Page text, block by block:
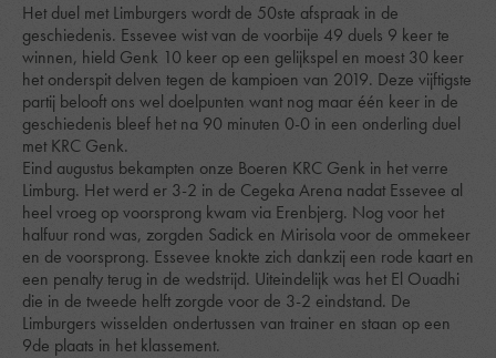
Het duel met Limburgers wordt de 50ste afspraak in de
geschiedenis. Essevee wist van de voorbije 49 duels 9 keer te
winnen, hield Genk 10 keer op een gelijkspel en moest 30 keer
het onderspit delven tegen de kampioen van 2019. Deze vijftigste
partij belooft ons wel doelpunten want nog maar één keer in de
geschiedenis bleef het na 90 minuten 0-0 in een onderling duel
met KRC Genk.
Eind augustus bekampten onze Boeren KRC Genk in het verre
Limburg. Het werd er 3-2 in de Cegeka Arena nadat Essevee al
heel vroeg op voorsprong kwam via Erenbjerg. Nog voor het
halfuur rond was, zorgden Sadick en Mirisola voor de ommekeer
en de voorsprong. Essevee knokte zich dankzij een rode kaart en
een penalty terug in de wedstrijd. Uiteindelijk was het El Ouadhi
die in de tweede helft zorgde voor de 3-2 eindstand. De
Limburgers wisselden ondertussen van trainer en staan op een
9de plaats in het klassement.